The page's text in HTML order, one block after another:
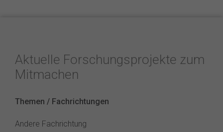
Aktuelle Forschungsprojekte zum
Mitmachen
Themen / Fachrichtungen
Andere Fachrichtung